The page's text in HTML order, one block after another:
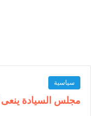
سياسية
مجلس السيادة ينعى